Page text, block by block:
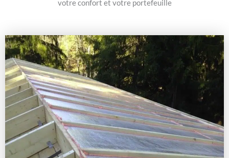
votre confort et votre portefeuille